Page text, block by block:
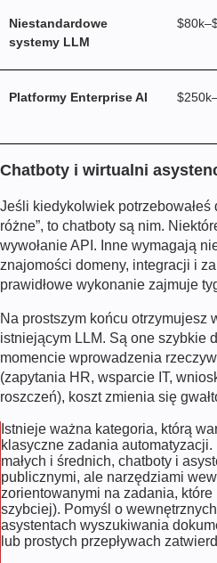
Niestandardowe
systemy LLM
Platformy Enterprise AI
Chatboty i wirtualni
Jeśli kiedykolwiek potrzebowałeś
różne”, to chatboty są nim.
wywołanie API. Inne wymagają
znajomości domeny, integracji i
prawidłowe wykonanie zajmuje
Na prostszym końcu otrzymujesz
istniejącym LLM. Są one szybkie
momencie wprowadzenia
(zapytania HR, wsparcie IT,
roszczeń), koszt zmienia się
Istnieje ważna kategoria, którą
klasyczne zadania automatyzacji.
małych i średnich, chatboty i
publicznymi, ale narzędziami
zorientowanymi na zadania, które
szybciej). Pomyśl o
asystentach wyszukiwania
lub prostych przepływach